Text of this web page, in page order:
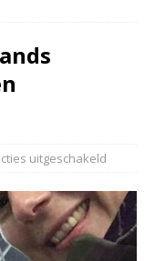
uitgeschakeld